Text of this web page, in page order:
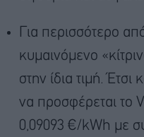
Για περισσότερο
κυμαινόμενο
στην ίδια τιμή. Έτσι
να προσφέρεται το
0,09093 €/kWh με